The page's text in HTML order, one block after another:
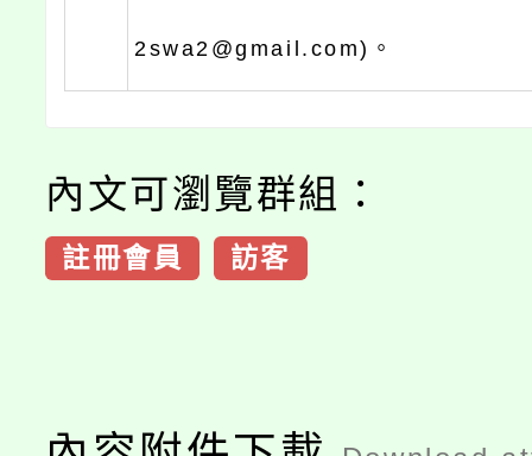
2swa2@gmail.com)。
內文可瀏覽群組：
註冊會員 訪客